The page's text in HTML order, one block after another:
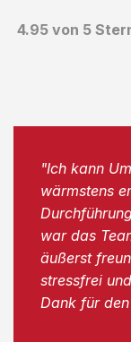
4.95 von 5
"Ich kann
wärmstens
war das
äußerst
stressfrei
Dank für